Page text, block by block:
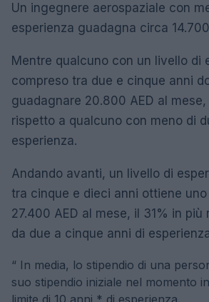
Un ingegnere aerospaziale con
esperienza guadagna circa
Mentre qualcuno con un livello di
compreso tra due e cinque anni
guadagnare 20.800 AED al
rispetto a qualcuno con meno di
esperienza.
Andando avanti, un livello di
tra cinque e dieci anni ottiene
27.400 AED al mese, il 31% in
da due a cinque anni di
“ In media, lo stipendio di una
suo stipendio iniziale nel momento
limite di 10 anni * di esperienza.